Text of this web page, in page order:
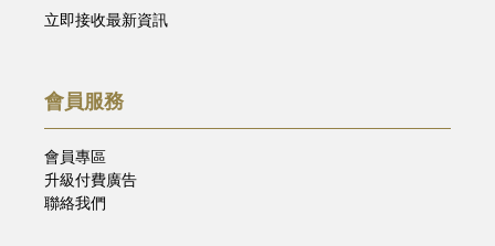
立即接收最新資訊
會員服務
會員專區
升級付費廣告
聯絡我們